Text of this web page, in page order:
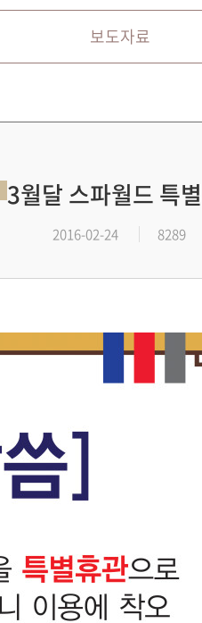
보도자료
3월달 스파월드 특
2016-02-24 8289